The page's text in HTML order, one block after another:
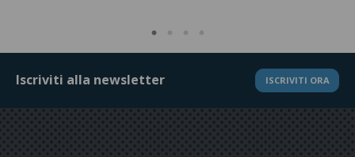
Iscriviti alla newsletter ISCRIVITI ORA